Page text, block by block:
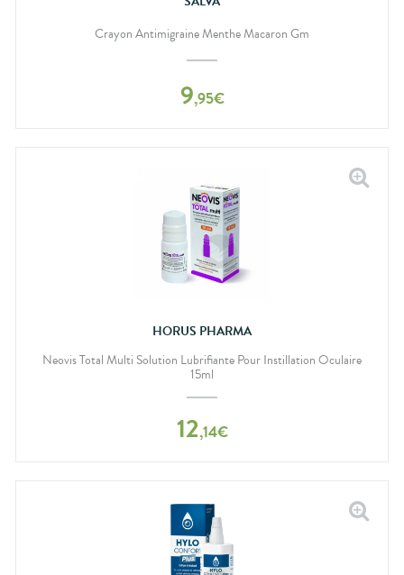
Crayon Antimigraine Menthe Macaron Gm
9,95€
HORUS PHARMA
Neovis Total Multi Solution Lubrifiante Pour Instillation Oculaire
15ml
12,14€